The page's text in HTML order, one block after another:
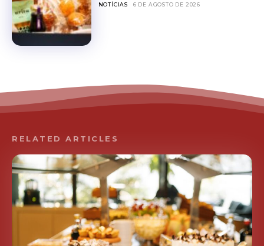
NOTÍCIAS 6 DE AGOSTO DE 2026
RELATED ARTICLES